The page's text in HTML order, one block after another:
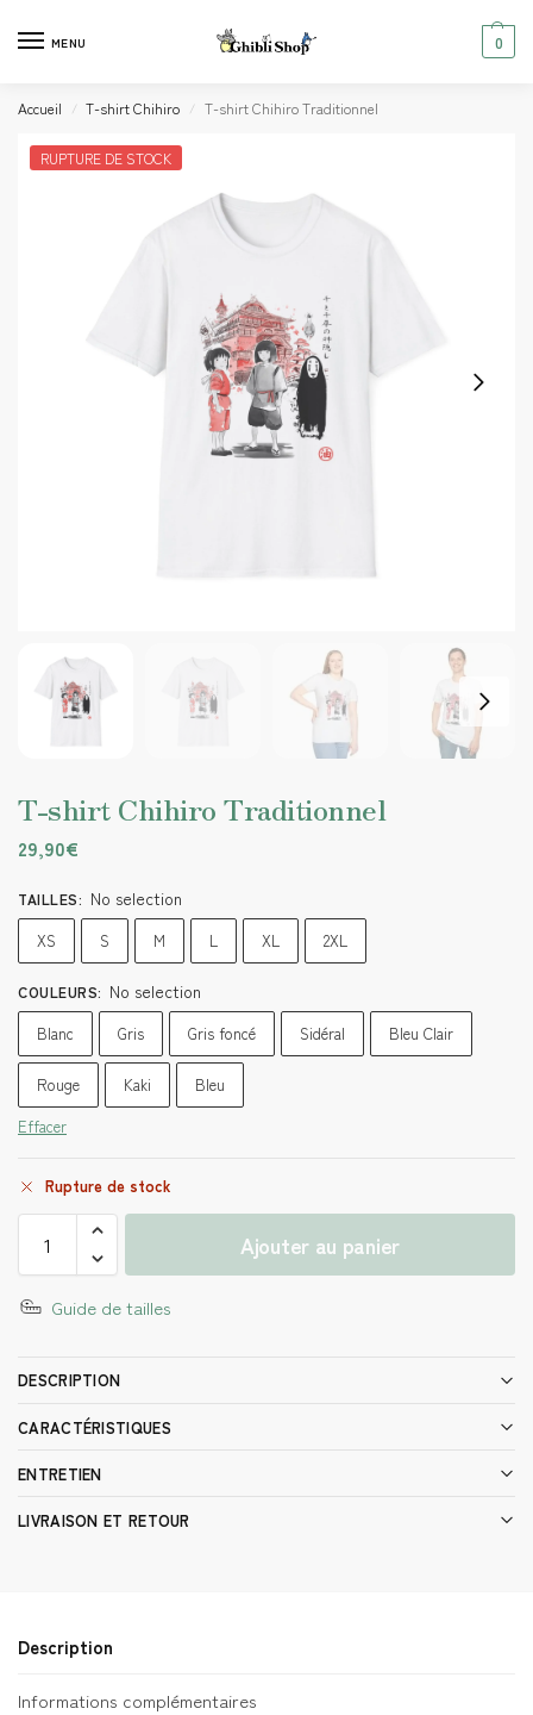
MENU 0
Accueil / T-shirt Chihiro / T-shirt Chihiro Traditionnel
RUPTURE DE STOCK
T-shirt Chihiro Traditionnel
29,90€
TAILLES: No selection
XS S M L XL 2XL
COULEURS: No selection
Blanc Gris Gris foncé Sidéral Bleu Clair
Rouge Kaki
Bleu
Effacer
Rupture de stock
Ajouter au panier
Guide de tailles
DESCRIPTION
CARACTÉRISTIQUES
ENTRETIEN
LIVRAISON ET RETOUR
Description
Informations complémentaires